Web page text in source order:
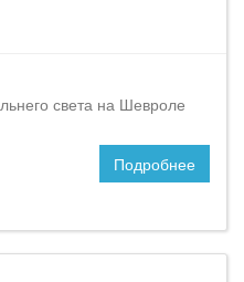
света на Шевроле
Подробнее